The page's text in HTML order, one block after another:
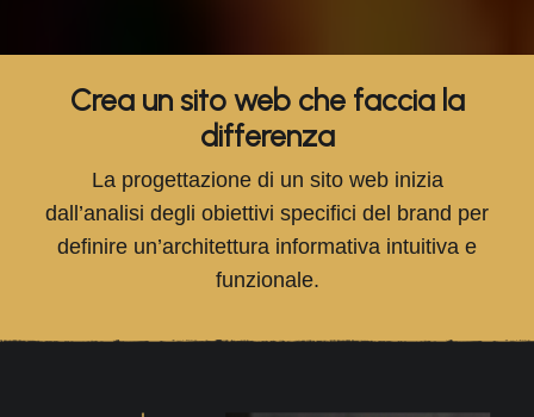
Crea un sito web che faccia la
differenza
La progettazione di un sito web inizia
dall’analisi degli obiettivi specifici del brand per
definire un’architettura informativa intuitiva e
funzionale.